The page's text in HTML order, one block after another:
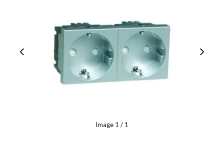
Image 1 / 1